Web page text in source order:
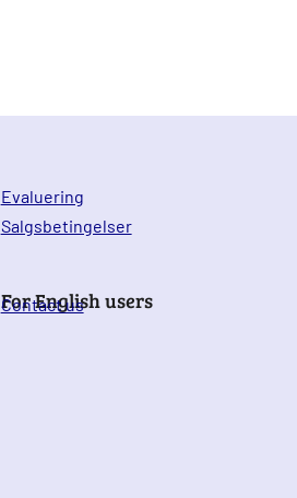
Evaluering
Salgsbetingelser
For English users
Contact us